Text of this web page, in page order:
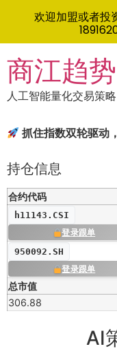
to
content
商江趋势
人工智能量化交易策略
抓住指数双轮驱动
持仓信息
合约代码
h11143.CSI
登录跟单
950092.SH
登录跟单
总市值
306.88
AI
欢迎加盟或者投